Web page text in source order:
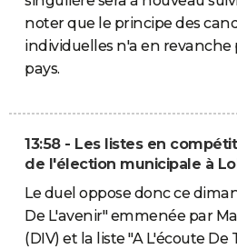
noter que le principe des
individuelles n'a en revanche
pays.
13:58 - Les listes en
de l'élection municipale à
Le duel oppose donc ce
De L'avenir" emmenée par
(DIV) et la liste "A L'écoute De